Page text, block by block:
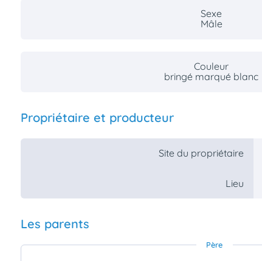
Sexe
Mâle
Couleur
bringé marqué blanc
Propriétaire et producteur
Site du propriétaire
Lieu
Les parents
Père